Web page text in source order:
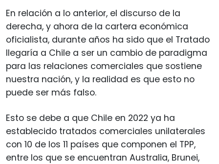
En relación a lo anterior, el discurso de la
derecha, y ahora de la cartera económica
oficialista, durante años ha sido que el Tratado
llegaría a Chile a ser un cambio de paradigma
para las relaciones comerciales que sostiene
nuestra nación, y la realidad es que esto no
puede ser más falso.
Esto se debe a que Chile en 2022 ya ha
establecido tratados comerciales unilaterales
con 10 de los 11 países que componen el TPP,
entre los que se encuentran Australia, Brunei,